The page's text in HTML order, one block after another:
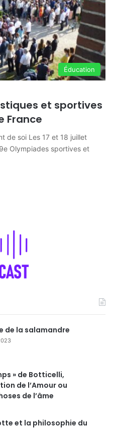
Éducation
et sportives
France
de soi Les 17 et 18 juillet
Olympiades sportives et
de la salamandre
» de Botticelli,
de l’Amour ou
de l’âme
et la philosophie du